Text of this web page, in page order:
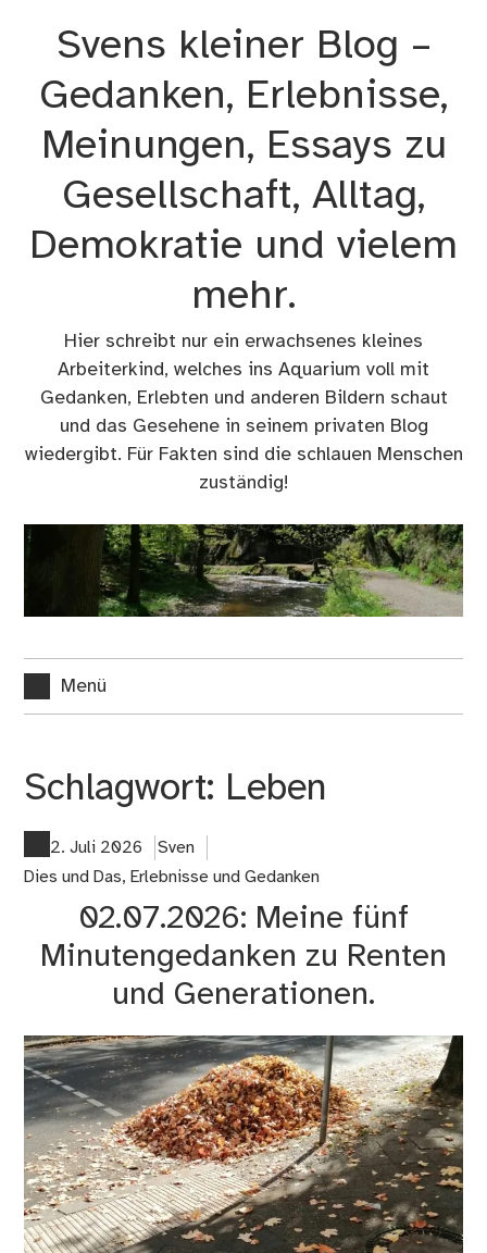
Svens kleiner Blog –
Gedanken, Erlebnisse,
Meinungen, Essays zu
Gesellschaft, Alltag,
Demokratie und vielem
mehr.
Hier schreibt nur ein erwachsenes kleines
Arbeiterkind, welches ins Aquarium voll mit
Gedanken, Erlebten und anderen Bildern schaut
und das Gesehene in seinem privaten Blog
wiedergibt. Für Fakten sind die schlauen Menschen
zuständig!
Menü
Schlagwort: Leben
2. Juli 2026
Sven
Dies und Das, Erlebnisse und Gedanken
02.07.2026: Meine fünf
Minutengedanken zu Renten
und Generationen.